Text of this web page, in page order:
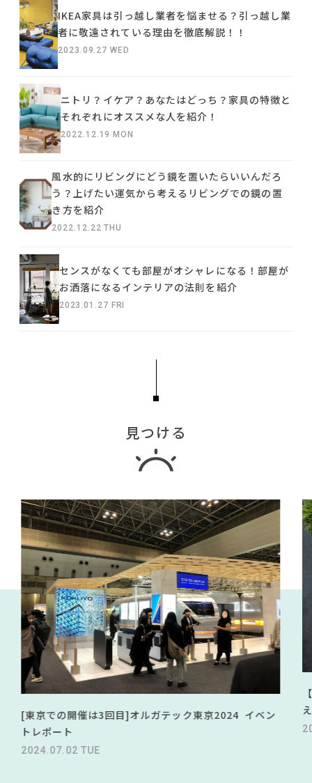
IKEA家具は引っ越し業者を悩ませる？引っ越し業
者に敬遠されている理由を徹底解説！！
2023.09.27 WED
ニトリ？イケア？あなたはどっち？家具の特徴と
それぞれにオススメな人を紹介！
2022.12.19 MON
風水的にリビングにどう鏡を置いたらいいんだろ
う？上げたい運気から考えるリビングでの鏡の置
き方を紹介
2022.12.22 THU
センスがなくても部屋がオシャレになる！部屋が
お洒落になるインテリアの法則を紹介
2023.01.27 FRI
見つける
[東京での開催は3回目]オルガテック東京2024 イベン
トレポート
2024.07.02 TUE